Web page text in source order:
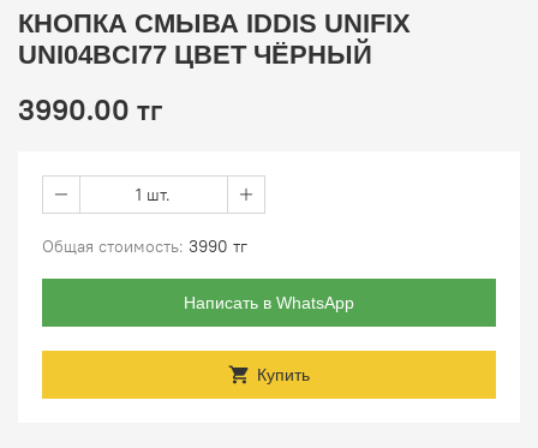
КНОПКА СМЫВА IDDIS UNIFIX
UNI04BCI77 ЦВЕТ ЧЁРНЫЙ
3990.00 тг
1 шт.
Общая стоимость: 3990 тг
Написать в WhatsApp
Купить